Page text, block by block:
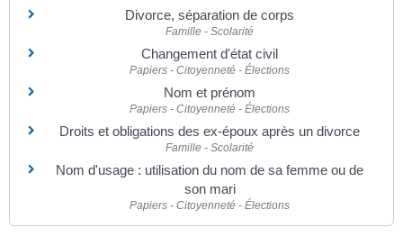
Divorce, séparation de corps
Famille - Scolarité
Changement d'état civil
Papiers - Citoyenneté - Élections
Nom et prénom
Papiers - Citoyenneté - Élections
Droits et obligations des ex-époux après un divorce
Famille - Scolarité
Nom d'usage : utilisation du nom de sa femme ou de
son mari
Papiers - Citoyenneté - Élections